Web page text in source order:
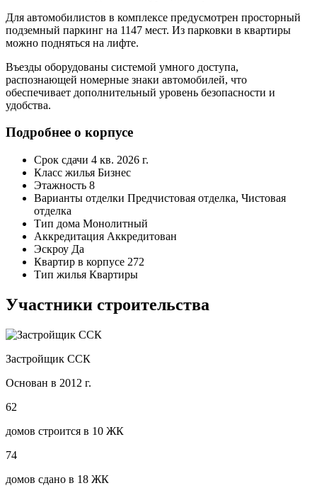
Для автомобилистов в комплексе предусмотрен просторный
подземный паркинг на 1147 мест. Из парковки в квартиры
можно подняться на лифте.
Въезды оборудованы системой умного доступа,
распознающей номерные знаки автомобилей, что
обеспечивает дополнительный уровень безопасности и
удобства.
Подробнее о корпусе
Срок сдачи 4 кв. 2026 г.
Класс жилья Бизнес
Этажность 8
Варианты отделки Предчистовая отделка, Чистовая
отделка
Тип дома Монолитный
Аккредитация Аккредитован
Эскроу Да
Квартир в корпусе 272
Тип жилья Квартиры
Участники строительства
Застройщик ССК
Основан в 2012 г.
62
домов строится в 10 ЖК
74
домов сдано в 18 ЖК